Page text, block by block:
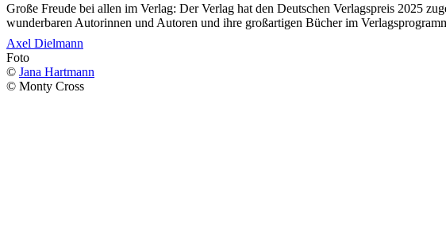
Große Freude bei allen im Verlag: Der Verlag hat den Deutschen Verlagspreis 2025
wunderbaren Autorinnen und Autoren und ihre großartigen Bücher im
Axel Dielmann
Foto
© Jana Hartmann
© Monty Cross